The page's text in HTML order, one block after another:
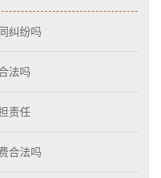
纠纷吗
法吗
责任
合法吗